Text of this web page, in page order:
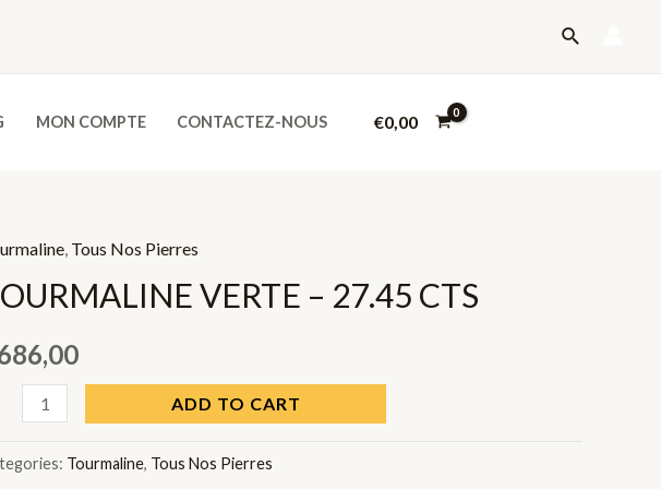
MON COMPTE CONTACTEZ-NOUS €0,00
Tous Nos Pierres
VERTE – 27.45 CTS
ADD TO CART
Tourmaline, Tous Nos Pierres
quantity